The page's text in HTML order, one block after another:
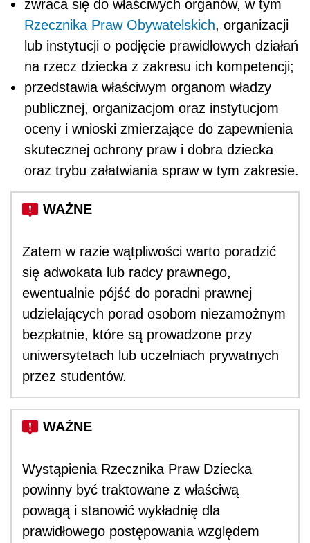
zwraca się do właściwych organów, w tym
Rzecznika Praw Obywatelskich, organizacji
lub instytucji o podjęcie prawidłowych działań
na rzecz dziecka z zakresu ich kompetencji;
przedstawia właściwym organom władzy
publicznej, organizacjom oraz instytucjom
oceny i wnioski zmierzające do zapewnienia
skutecznej ochrony praw i dobra dziecka
oraz trybu załatwiania spraw w tym zakresie.
Zatem w razie wątpliwości warto poradzić
się adwokata lub radcy prawnego,
ewentualnie pójść do poradni prawnej
udzielających porad osobom niezamożnym
bezpłatnie, które są prowadzone przy
uniwersytetach lub uczelniach prywatnych
przez studentów.
Wystąpienia Rzecznika Praw Dziecka
powinny być traktowane z właściwą
powagą i stanowić wykładnię dla
prawidłowego postępowania względem